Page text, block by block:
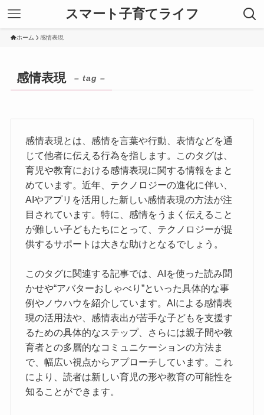
スマート子育てライフ
ホーム 感情表現
感情表現 – tag –
感情表現とは、感情を言葉や行動、表情などを通
じて他者に伝える行為を指します。このタグは、
育児や教育における感情表現に関する情報をまと
めています。近年、テクノロジーの進化に伴い、
AIやアプリを活用した新しい感情表現の方法が注
目されています。特に、感情をうまく伝えること
が難しい子どもたちにとって、テクノロジーが提
供するサポートは大きな助けとなるでしょう。
このタグに関連する記事では、AIを使った読み聞
かせや“アバターおしゃべり”といった具体的な事
例やノウハウを紹介しています。AIによる感情表
現の活用法や、感情表出が苦手な子どもを支援す
るための具体的なステップ、さらには親子間や教
育者との多層的なコミュニケーションの方法ま
で、幅広い視点からアプローチしています。これ
により、読者は新しい育児の形や教育の可能性を
知ることができます。